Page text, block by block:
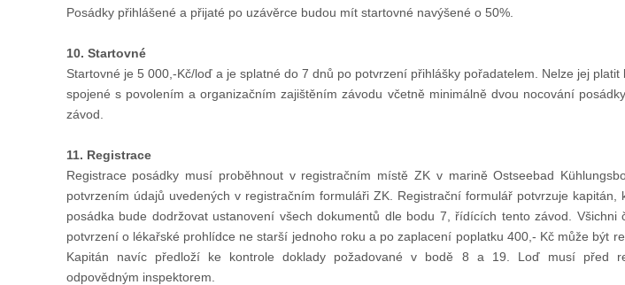
Posádky přihlášené a přijaté po uzávěrce budou mít startovné navýšené o 50%.
10. Startovné
Startovné je 5 000,-Kč/loď a je splatné do 7 dnů po potvrzení přihlášky pořadatelem. Nelze jej
spojené s povolením a organizačním zajištěním závodu včetně minimálně dvou nocování
závod.
11. Registrace
Registrace posádky musí proběhnout v registračním místě ZK v marině Ostseebad
potvrzením údajů uvedených v registračním formuláři ZK. Registrační formulář potvrzuje
posádka bude dodržovat ustanovení všech dokumentů dle bodu 7, řídících tento závod.
potvrzení o lékařské prohlídce ne starší jednoho roku a po zaplacení poplatku 400,- Kč může být
Kapitán navíc předloží ke kontrole doklady požadované v bodě 8 a 19. Loď musí před
odpovědným inspektorem.